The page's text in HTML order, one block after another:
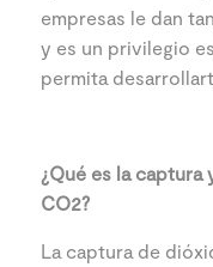
empresas le dan
y es un privilegio
permita
¿Qué es la
CO2?
La captura de